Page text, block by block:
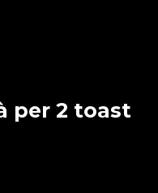
per 2 toast